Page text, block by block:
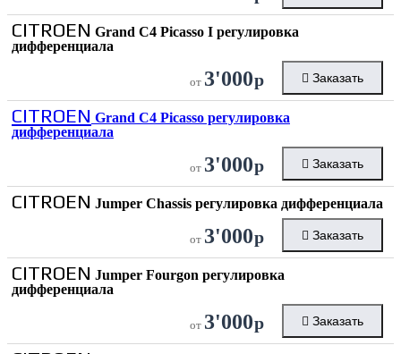
CITROEN Grand C4 Picasso I регулировка
дифференциала
от 3'000р Заказать
CITROEN Grand C4 Picasso регулировка
дифференциала
от 3'000р Заказать
CITROEN Jumper Chassis регулировка дифференциала
от 3'000р Заказать
CITROEN Jumper Fourgon регулировка
дифференциала
от 3'000р Заказать